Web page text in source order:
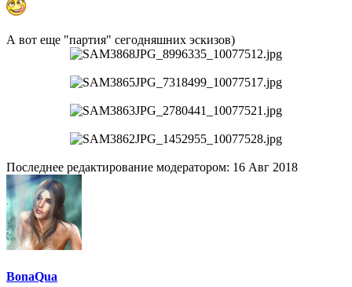
А вот еще "партия" сегодняшних эскизов)
Последнее редактирование модератором: 16 Авг 2018
BonaQua